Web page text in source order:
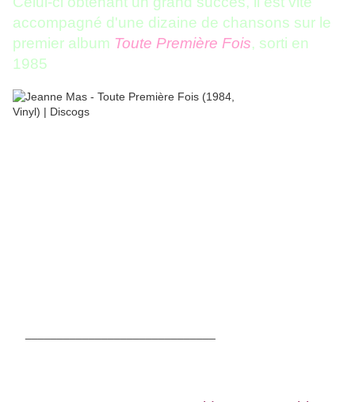
accompagné d'une dizaine de chansons sur le
premier album Toute Première Fois, sorti en
1985